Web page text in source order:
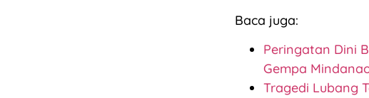
Baca juga:
Peringatan Dini
Gempa
Tragedi Lubang